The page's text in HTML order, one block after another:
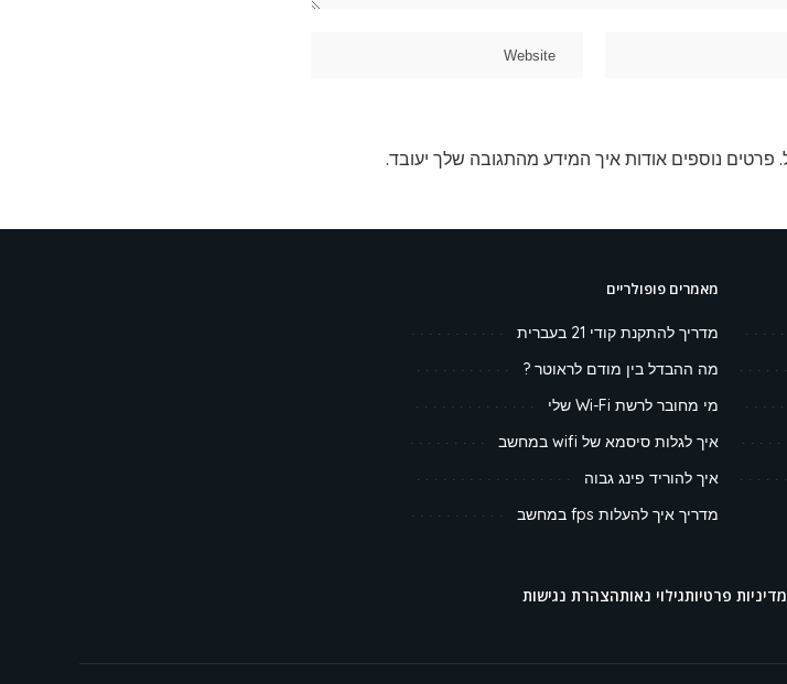
פרטים נוספים אודות איך המידע מהתגובה שלך יעובד.
מאמרים פופולריים
מדריך להתקנת קודי 21 בעברית
מה ההבדל בין מודם לראוטר ?
מי מחובר לרשת Wi-Fi שלי
איך לגלות סיסמא של wifi במחשב
איך להוריד פינג גבוה
מדריך איך להעלות fps במחשב
מדיניות פרטיותגילוי נאותהצהרת נגישות